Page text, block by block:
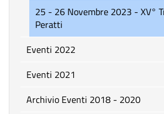
25 - 26 Novembre 2023 - XV° Trofeo Zita
Peratti
Eventi 2022
Eventi 2021
Archivio Eventi 2018 - 2020